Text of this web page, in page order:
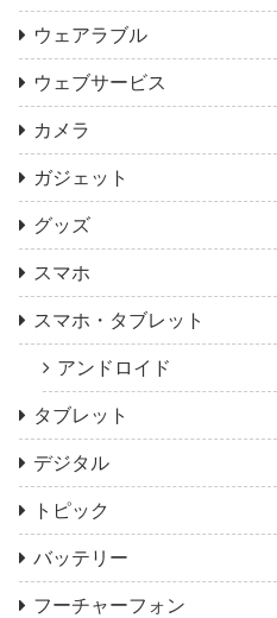
ウェアラブル
ウェブサービス
カメラ
ガジェット
グッズ
スマホ
スマホ・タブレット
アンドロイド
タブレット
デジタル
トピック
バッテリー
フーチャーフォン